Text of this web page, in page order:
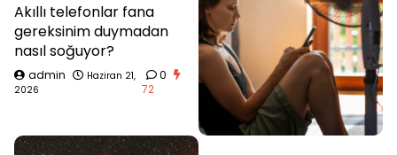
Akıllı telefonlar fana
gereksinim duymadan
nasıl soğuyor?
admin
Haziran 21,
2026
0
72